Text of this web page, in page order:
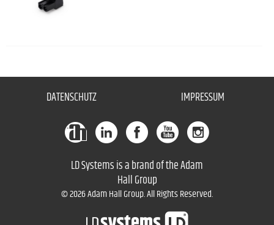
DATENSCHUTZ IMPRESSUM
LD Systems is a brand of the Adam
Hall Group
© 2026 Adam Hall Group. All Rights Reserved.